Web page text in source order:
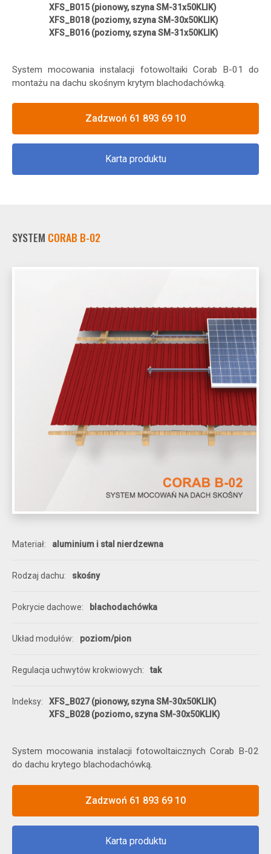
XFS_B015 (pionowy, szyna SM-31x50KLIK)
XFS_B018 (poziomy, szyna SM-30x50KLIK)
XFS_B016 (poziomy, szyna SM-31x50KLIK)
System mocowania instalacji fotowoltaiki Corab B-01 do
montażu na dachu skośnym krytym blachodachówką.
Zadzwoń 61 893 69 10
Karta produktu
SYSTEM CORAB B-02
Materiał aluminium i stal nierdzewna
Rodzaj dachu skośny
Pokrycie dachowe blachodachówka
Układ modułów poziom/pion
Regulacja uchwytów krokwiowych tak
Indeksy
XFS_B027 (pionowy, szyna SM-30x50KLIK)
XFS_B028 (poziomo, szyna SM-30x50KLIK)
System mocowania instalacji fotowoltaicznych Corab B-02
do dachu krytego blachodachówką.
Zadzwoń 61 893 69 10
Karta produktu